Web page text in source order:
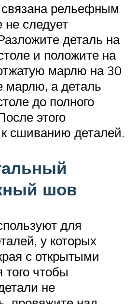
рельефным
не следует
деталь на
и положите на
марлю на 30
марлю, а деталь
до полного
этого
к сшиванию деталей.
шов
для
у которых
с открытыми
чтобы
не